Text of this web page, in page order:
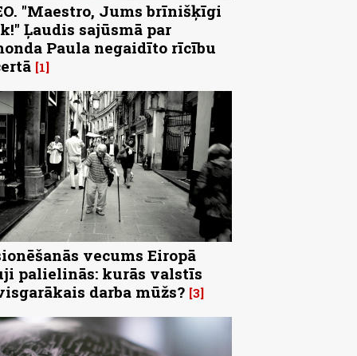
"Maestro, Jums brīnišķīgi
Ļaudis sajūsmā par
Paula negaidīto rīcību
1
vecums Eiropā
palielinās: kurās valstīs
darba mūžs? 3